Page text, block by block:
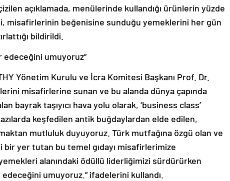
açıklamada, menülerinde kullandığı ürünlerin yüzde
misafirlerinin beğenisine sunduğu yemeklerini her gün
bildirildi.
umuyoruz”
Yönetim Kurulu ve İcra Komitesi Başkanı Prof. Dr.
misafirlerine sunan ve bu alanda dünya çapında
bayrak taşıyıcı hava yolu olarak, ‘business class’
keşfedilen antik buğdaylardan elde edilen,
mutluluk duyuyoruz. Türk mutfağına özgü olan ve
yer tutan bu temel gıdayı misafirlerimize
alanındaki ödüllü liderliğimizi sürdürürken
umuyoruz.” ifadelerini kullandı.